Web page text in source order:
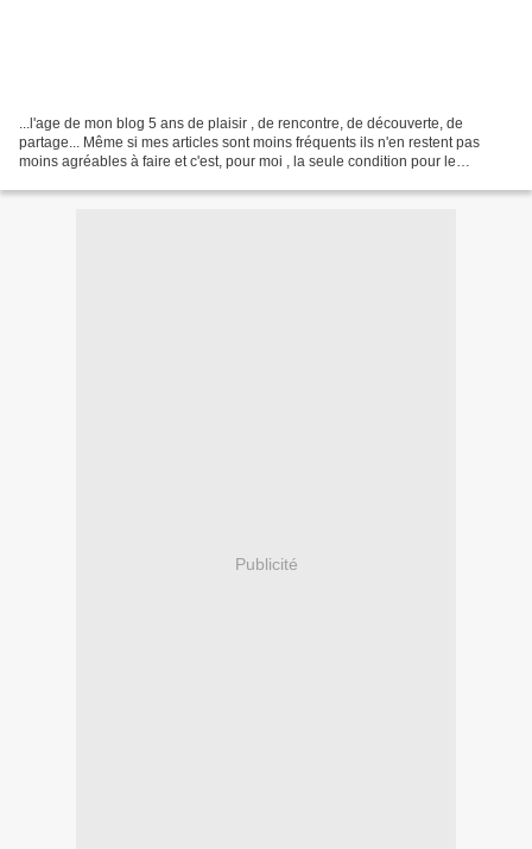
...l'age de mon blog 5 ans de plaisir , de rencontre, de découverte, de
partage... Même si mes articles sont moins fréquents ils n'en restent pas
moins agréables à faire et c'est, pour moi , la seule condition pour le
Publicité